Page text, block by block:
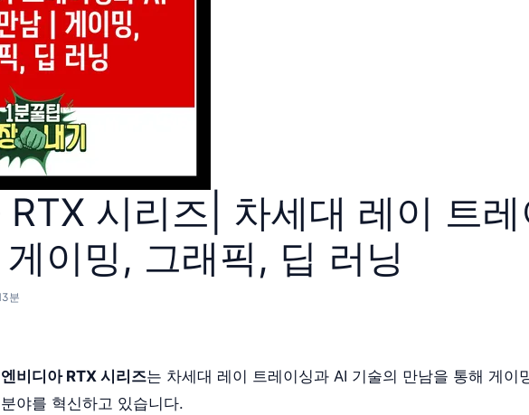
RTX 시리즈| 차세대 레이 트
이밍, 그래픽, 딥 러닝
분
엔비디아 RTX 시리즈는 차세대 레이 트레이싱과 AI 기술의 만남을 통해 게이
분야를 혁신하고 있습니다.